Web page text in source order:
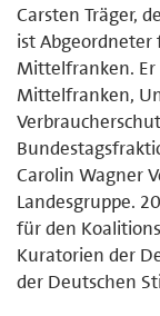
Carsten Träger,
ist
Mittelfranken. Er
Mittelfranken,
Carolin Wagner
Landesgruppe.
für den
Kuratorien der
der Deutschen